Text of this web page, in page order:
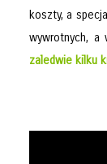
koszty, a
wywrotnych, a
zaledwie kilku